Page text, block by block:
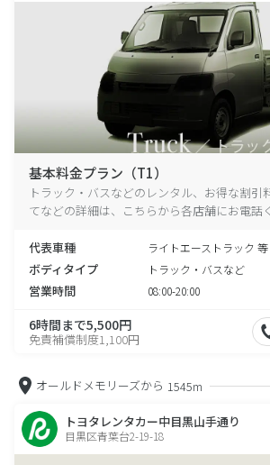
基本料金プラン（T1）
トラック・バスなどのレンタル、お得な割引
てなどの詳細は、こちらから各店舗にお電話
代表車種 ライトエーストラック 等
ボディタイプ トラック・バスなど
営業時間 08:00-20:00
6時間まで5,500円
免責補償制度1,100円
オールドメモリーズから 1545m
トヨタレンタカー中目黒山手通り
目黒区青葉台2-19-18